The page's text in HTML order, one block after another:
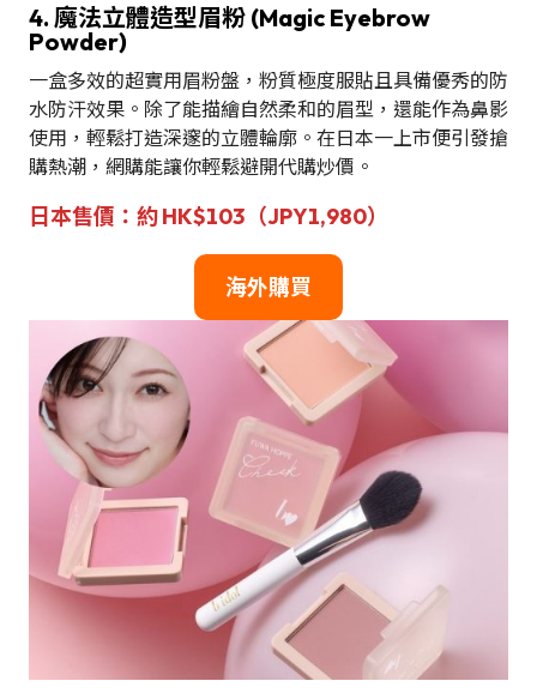
4. 魔法立體造型眉粉 (Magic Eyebrow
Powder)
一盒多效的超實用眉粉盤，粉質極度服貼且具備優秀的防
水防汗效果。除了能描繪自然柔和的眉型，還能作為鼻影
使用，輕鬆打造深邃的立體輪廓。在日本一上市便引發搶
購熱潮，網購能讓你輕鬆避開代購炒價。
日本售價：約 HK$103（JPY1,980）
海外購買